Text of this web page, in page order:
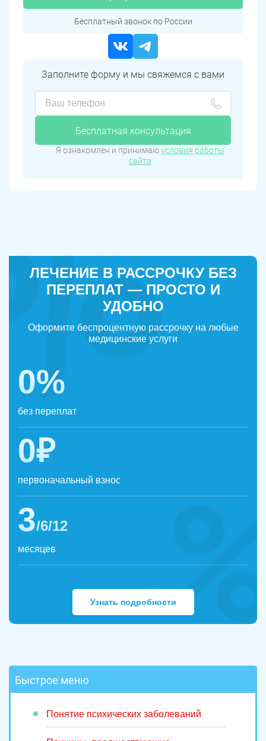
Бесплатный звонок по России
Заполните форму и мы свяжемся с вами
Бесплатная консультация
Я ознакомлен и принимаюусловия работы
сайта
ЛЕЧЕНИЕ В РАССРОЧКУ БЕЗ
ПЕРЕПЛАТ — ПРОСТО И
УДОБНО
Оформите беспроцентную рассрочку на любые
медицинские услуги
0%
без переплат
0₽
первоначальный взнос
3/6/12
месяцев
Узнать подробности
Быстрое меню
Понятие психических заболеваний